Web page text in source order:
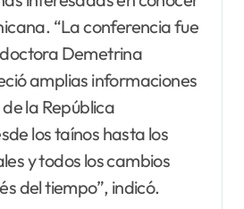
“La conferencia fue
Demetrina
amplias informaciones
la República
los taínos hasta los
y todos los cambios
del tiempo”, indicó.